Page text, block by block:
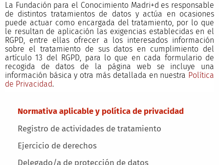
Main menu
Normativa aplicable y política de privacidad
Registro de actividades de tratamiento
Ejercicio de derechos
Delegado/a de protección de datos
La Fundación para el Conocimiento Madri+d es responsable
de distintos tratamientos de datos y actúa en ocasiones
puede actuar como encargada del tratamiento, por lo que
le resultan de aplicación las exigencias establecidas en el
RGPD, entre ellas ofrecer a los interesados información
sobre el tratamiento de sus datos en cumplimiento del
artículo 13 del RGPD, para lo que en cada formulario de
recogida de datos de la página web se incluye una
información básica y otra más detallada en nuestra Política
de Privacidad.